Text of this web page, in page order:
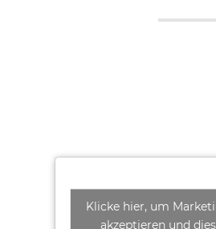
Klicke hier, um
akzeptieren und